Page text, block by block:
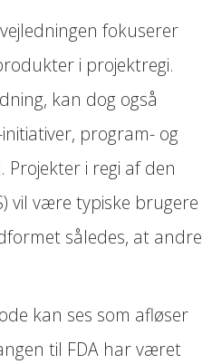
fokuserer
i projektregi.
kan dog også
program- og
i regi af den
vil være typiske brugere
således, at andre
kan ses som afløser
til FDA har været